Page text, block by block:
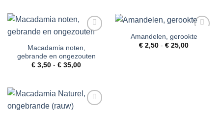
verlanglijst
Macadamia noten,
gebrande en ongezouten
€ 3,50 - € 35,00Prijsklasse:
Toevoegen
aan
Amandelen, gerookte
€ 2,50 - € 25,00